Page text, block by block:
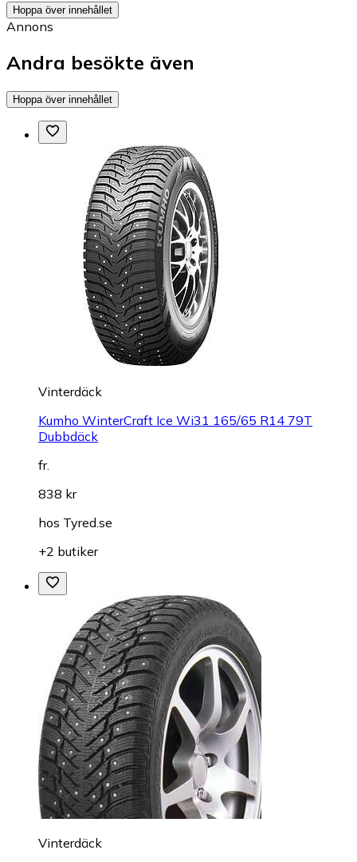
Hoppa över innehållet
Annons
Andra besökte även
Hoppa över innehållet
Vinterdäck
Kumho WinterCraft Ice Wi31 165/65 R14 79T
Dubbdäck
fr.
838 kr
hos Tyred.se
+2 butiker
Vinterdäck